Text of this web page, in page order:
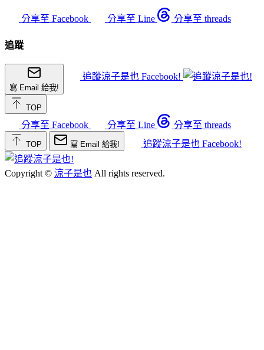
分享至 Facebook 分享至 Line 分享至 threads
追蹤
寫 Email 給我!
追蹤涼子是也 Facebook!
TOP
分享至 Facebook 分享至 Line 分享至 threads
TOP 寫 Email 給我! 追蹤涼子是也 Facebook!
Copyright © 涼子是也 All rights reserved.